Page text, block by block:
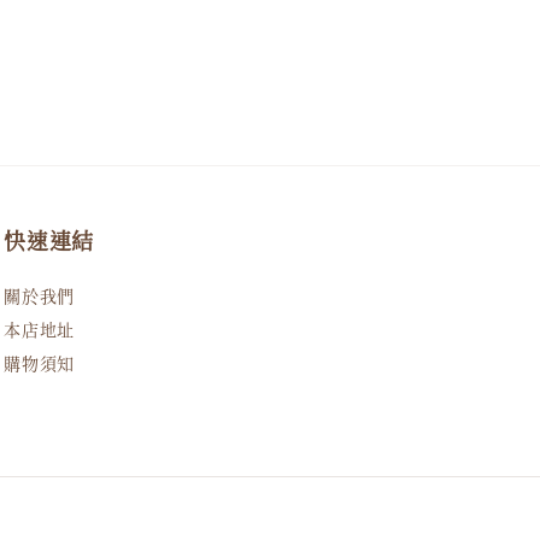
快速連結
關於我們
本店地址
購物須知